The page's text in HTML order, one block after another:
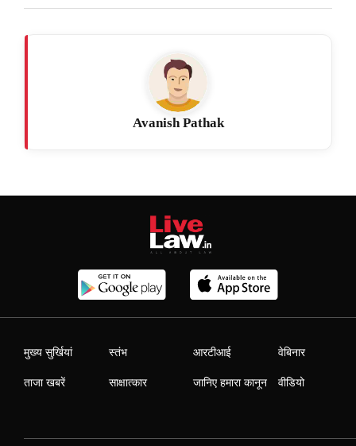
Avanish Pathak
मुख्य सुर्खियां
ताजा खबरें
स्तंभ
साक्षात्कार
आरटीआई
जानिए हमारा कानून
वेबिनार
वीडियो